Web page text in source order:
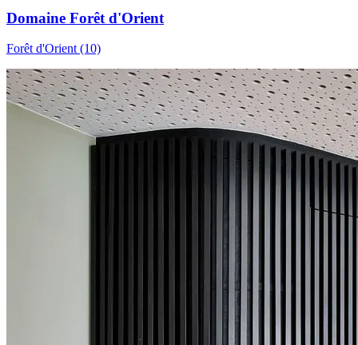
Domaine Forêt d'Orient
Forêt d'Orient (10)